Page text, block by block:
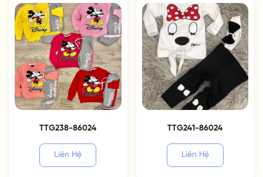
TTG238-86024
Liên Hệ
TTG241-86024
Liên Hệ